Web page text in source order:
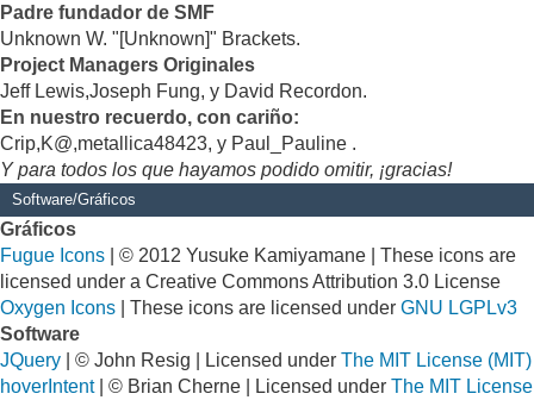
Padre fundador de SMF
Unknown W. "[Unknown]" Brackets.
Project Managers Originales
Jeff Lewis,Joseph Fung, y David Recordon.
En nuestro recuerdo, con cariño:
Crip,K@,metallica48423, y Paul_Pauline .
Y para todos los que hayamos podido omitir, ¡gracias!
Software/Gráficos
Gráficos
Fugue Icons | © 2012 Yusuke Kamiyamane | These icons are
licensed under a Creative Commons Attribution 3.0 License
Oxygen Icons | These icons are licensed under GNU LGPLv3
Software
JQuery | © John Resig | Licensed under The MIT License (MIT)
hoverIntent| © Brian Cherne | Licensed under The MIT License